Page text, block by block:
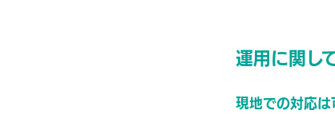
運用に関し
現地での対応は